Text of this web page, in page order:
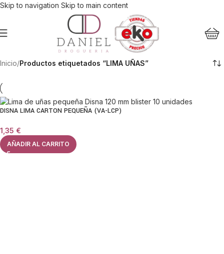
Skip to navigation Skip to main content
Inicio/Productos etiquetados “LIMA UÑAS”
DISNA LIMA CARTON PEQUEÑA (VA-LCP)
1,35 €
AÑADIR AL CARRITO